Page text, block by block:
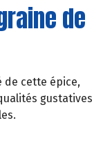
de
de cette épice,
gustatives